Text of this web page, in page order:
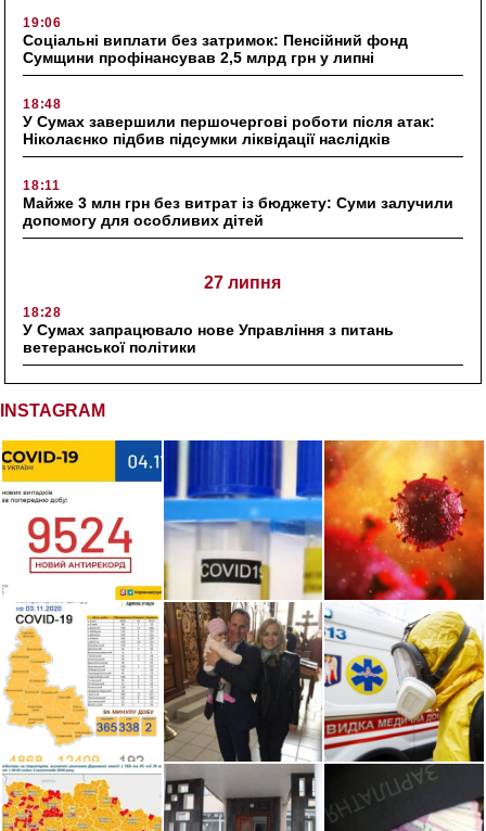
19:06
Соціальні виплати без затримок: Пенсійний фонд
Сумщини профінансував 2,5 млрд грн у липні
18:48
У Сумах завершили першочергові роботи після атак:
Ніколаєнко підбив підсумки ліквідації наслідків
18:11
Майже 3 млн грн без витрат із бюджету: Суми залучили
допомогу для особливих дітей
27 липня
18:28
У Сумах запрацювало нове Управління з питань
ветеранської політики
INSTAGRAM